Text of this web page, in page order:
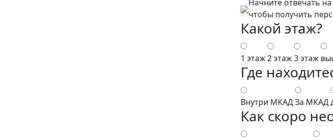
Начните отвечать
чтобы получить
Какой этаж?
1 этаж2 этаж3 этаж
Где
Внутри МКАДЗа МКАД
Как скоро